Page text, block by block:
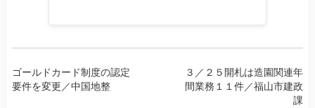
投
稿
ゴールドカード制度の認定
要件を変更／中国地整
３／２５開札は造園関連年
間業務１１件／福山市建政
課